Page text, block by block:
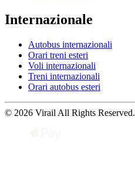
Internazionale
Autobus internazionali
Orari treni esteri
Voli internazionali
Treni internazionali
Orari autobus esteri
© 2026 Virail All Rights Reserved.